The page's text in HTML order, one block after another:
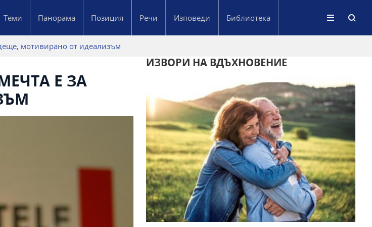
Теми Панорама Позиция Речи Изповеди Библиотека
мотивирано от идеализъм
Е ЗА
ИЗВОРИ НА ВДЪХНОВЕНИЕ